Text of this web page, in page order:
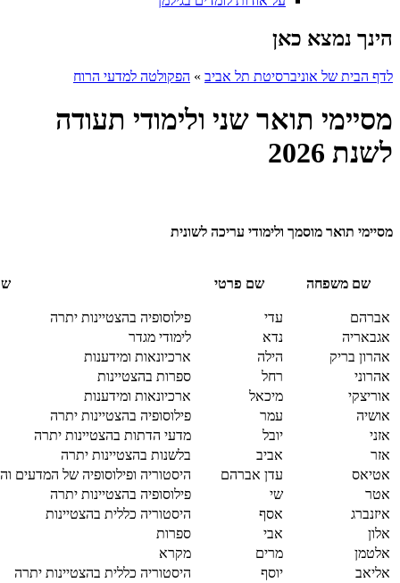
הינך נמצא כאן
לדף הבית של אוניברסיטת תל אביב » הפקולטה למדעי הרוח
מסיימי תואר שני ולימודי תעודה
לשנת 2026
מסיימי תואר מוסמך ולימודי עריכה לשונית
שם משפחה שם פרטי
אברהם עדי
פילוסופיה בהצטיינות יתרה
אגבאריה
נדא
לימודי מגדר
אהרון בריק
הילה
ארכיונאות ומידענות
אהרוני
רחל
ספרות בהצטיינות
אוריצקי
מיכאל
ארכיונאות ומידענות
אושיה
עמר
פילוסופיה בהצטיינות יתרה
אזני
יובל
מדעי הדתות בהצטיינות יתרה
אזר
אביב
בלשנות בהצטיינות יתרה
אטיאס
עדן אברהם
היסטוריה ופילוסופיה של המדעים
אטר
שי
פילוסופיה בהצטיינות יתרה
איזנברג
אסף
היסטוריה כללית בהצטיינות
אלון
אבי
ספרות
אלטמן
מרים
מקרא
אליאב
יוסף
היסטוריה כללית בהצטיינות יתרה